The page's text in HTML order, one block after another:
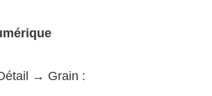
→ Grain :